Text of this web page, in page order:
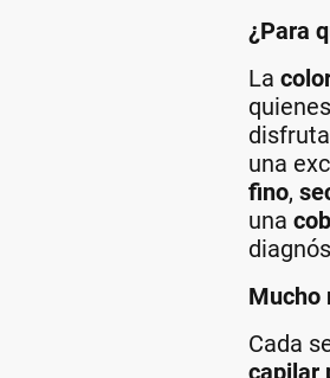
¿Para
La
una
fino,
una
Mucho
Cada